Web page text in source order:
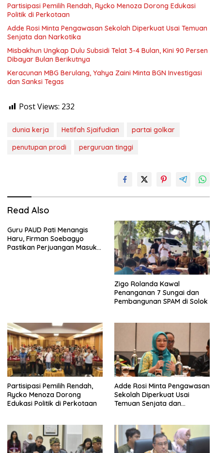
Partisipasi Pemilih Rendah, Rycko Menoza Dorong Edukasi
Politik di Perkotaan
Adde Rosi Minta Pengawasan Sekolah Diperkuat Usai Temuan
Senjata dan Narkotika
Misbakhun Ungkap Dulu Subsidi Telat 3-4 Bulan, Kini 90 Persen
Dibayar Bulan Berikutnya
Keracunan MBG Berulang, Yahya Zaini Minta BGN Investigasi
dan Sanksi Tegas
Post Views: 232
dunia kerja Hetifah Sjaifudian
partai golkar
penutupan prodi
perguruan tinggi
Read Also
Guru PAUD Pati Menangis
Haru, Firman Soebagyo
Pastikan Perjuangan Masuk
Zigo Rolanda Kawal
Penanganan 7 Sungai dan
Pembangunan SPAM di Solok
Partisipasi Pemilih Rendah,
Rycko Menoza Dorong
Edukasi Politik di Perkotaan
Adde Rosi Minta Pengawasan
Sekolah Diperkuat Usai
Temuan Senjata dan